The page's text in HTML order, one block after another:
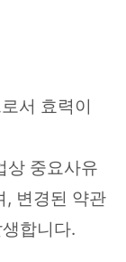
서 효력이
상 중요사유
, 변경된 약관
합니다.